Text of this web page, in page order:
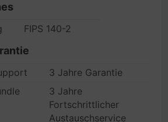
FIPS 140-2
3 Jahre Garantie
3 Jahre
Fortschrittlicher
Austauschservice